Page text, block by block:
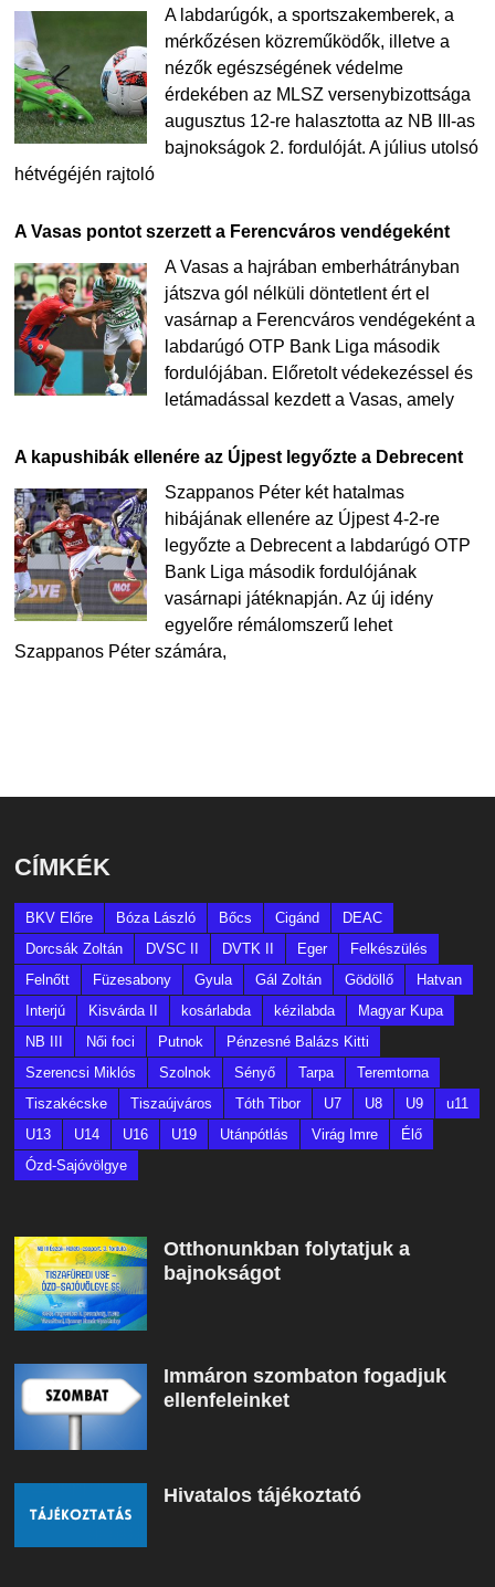
A labdarúgók, a sportszakemberek, a
mérkőzésen közreműködők, illetve a
nézők egészségének védelme
érdekében az MLSZ versenybizottsága
augusztus 12-re halasztotta az NB III-as
bajnokságok 2. fordulóját. A július utolsó
hétvégéjén rajtoló
A Vasas pontot szerzett a Ferencváros vendégeként
A Vasas a hajrában emberhátrányban
játszva gól nélküli döntetlent ért el
vasárnap a Ferencváros vendégeként a
labdarúgó OTP Bank Liga második
fordulójában. Előretolt védekezéssel és
letámadással kezdett a Vasas, amely
A kapushibák ellenére az Újpest legyőzte a Debrecent
Szappanos Péter két hatalmas
hibájának ellenére az Újpest 4-2-re
legyőzte a Debrecent a labdarúgó OTP
Bank Liga második fordulójának
vasárnapi játéknapján. Az új idény
egyelőre rémálomszerű lehet
Szappanos Péter számára,
CÍMKÉK
BKV Előre Bóza László Bőcs Cigánd
DEAC
Dorcsák Zoltán
DVSC II DVTK II Eger
Felkészülés
Felnőtt
Füzesabony Gyula Gál Zoltán Gödöllő
Hatvan
Interjú
Kisvárda II kosárlabda kézilabda
Magyar Kupa
NB III
Női foci Putnok
Pénzesné Balázs Kitti
Szerencsi Miklós
Szolnok Sényő Tarpa
Teremtorna
Tiszakécske
Tiszaújváros Tóth Tibor U7 U8 U9
u11
U13
U14 U16 U19 Utánpótlás Virág Imre
Élő
Ózd-Sajóvölgye
Otthonunkban folytatjuk a
bajnokságot
Immáron szombaton fogadjuk
ellenfeleinket
Hivatalos tájékoztató